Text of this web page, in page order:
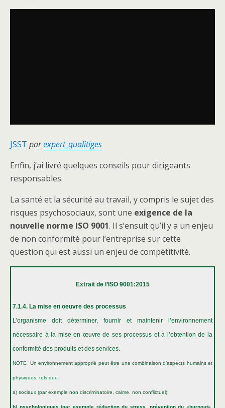
JSST parexpert_qualitiges
Enfin, j’ai livré quelques conseils pour dirigeants
responsables.
La santé et la sécurité au travail, y compris le sujet des
risques psychosociaux, sont une exigence de la
nouvelle norme ISO 9001. Il s’ensuit qu’il y a un enjeu
de non conformité pour l’entreprise sur cette
question qui est aussi un enjeu de compétitivité.
Extrait de l’ISO 9001:2015
7.1.4. La mise en oeuvre des processus
L’organisme doit déterminer, fournir et maintenir l’environnement
nécessaire à la mise en œuvre de ses processus et à l’obtention de la
conformité des produits et des services.
NOTE Un environnement approprié peut être une combinaison d’aspects humains et
physiques, tels que:
a) sociaux (par exemple non discriminatoire, calme, non conflictuel);
b) psychologiques (par exemple réduction du stress, prévention du «burnout»,